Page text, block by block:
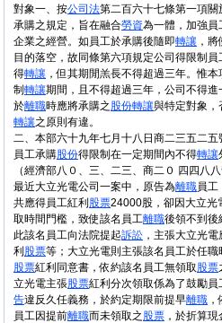
對象一、按公司法第二百六十七條第一項關
承購之規定，旨在融合勞資為一體，加強員
企業之經營。如員工於承購後隨即轉讓 ，
目的落空，故同條第六項規定公司得限制
得轉讓 ，但其期閒羔長不得超過三年。惟
制 轉讓期間，且不得超過三年，公司不得進
於離職時應將承購之 股份轉讓與特定對象，
轉讓之原則有違。
二、本部六十九年七月十八日商二三五二五
員工承購股份得限制在一定期間內不得轉讓
（經濟部八０、三、二三、商二０ 四四八八
最近大立光電公司一案中，原告為離職員工
共應得員工紅利 股票24000股，卻因大立光
取時間門檻，致使該名員工離職後領不到後
此該名員工向法院提起訴訟 ，主張大立光
利 股票等；大立光電則主張該名員工於任職
股票紅利同意書，依約該名員工無領取股票
立光電主張股票紅利分次領取係為了鼓勵員
告違反久任義務，於約定期限前提早離職
員工因提前離職而未領取之 股票 ，於折算